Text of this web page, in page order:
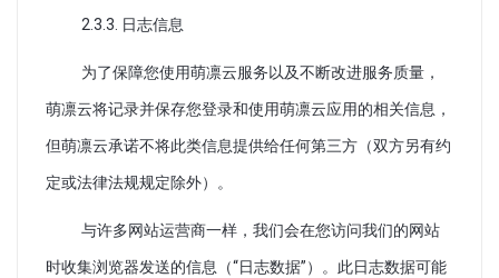
2.3.3. 日志信息
为了保障您使用萌凛云服务以及不断改进服务质量，
萌凛云将记录并保存您登录和使用萌凛云应用的相关信息，
但萌凛云承诺不将此类信息提供给任何第三方（双方另有约
定或法律法规规定除外）。
与许多网站运营商一样，我们会在您访问我们的网站
时收集浏览器发送的信息（“日志数据”）。此日志数据可能